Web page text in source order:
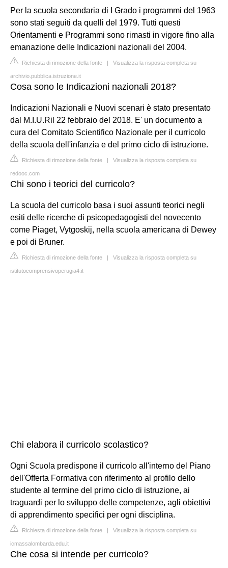
Per la scuola secondaria di I Grado i programmi del 1963
sono stati seguiti da quelli del 1979. Tutti questi
Orientamenti e Programmi sono rimasti in vigore fino alla
emanazione delle Indicazioni nazionali del 2004.
Richiesta di rimozione della fonte | Visualizza la risposta completa su
archivio.pubblica.istruzione.it
Cosa sono le Indicazioni nazionali 2018?
Indicazioni Nazionali e Nuovi scenari è stato presentato
dal M.I.U.Ril 22 febbraio del 2018. E' un documento a
cura del Comitato Scientifico Nazionale per il curricolo
della scuola dell'infanzia e del primo ciclo di istruzione.
Richiesta di rimozione della fonte | Visualizza la risposta completa su
redooc.com
Chi sono i teorici del curricolo?
La scuola del curricolo basa i suoi assunti teorici negli
esiti delle ricerche di psicopedagogisti del novecento
come Piaget, Vytgoskij, nella scuola americana di Dewey
e poi di Bruner.
Richiesta di rimozione della fonte | Visualizza la risposta completa su
istitutocomprensivoperugia4.it
Chi elabora il curricolo scolastico?
Ogni Scuola predispone il curricolo all'interno del Piano
dell'Offerta Formativa con riferimento al profilo dello
studente al termine del primo ciclo di istruzione, ai
traguardi per lo sviluppo delle competenze, agli obiettivi
di apprendimento specifici per ogni disciplina.
Richiesta di rimozione della fonte | Visualizza la risposta completa su
icmassalombarda.edu.it
Che cosa si intende per curricolo?